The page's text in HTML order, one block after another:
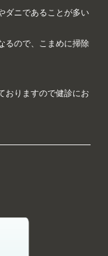
ダニであることが多い
るので、こまめに掃除
おりますので健診にお